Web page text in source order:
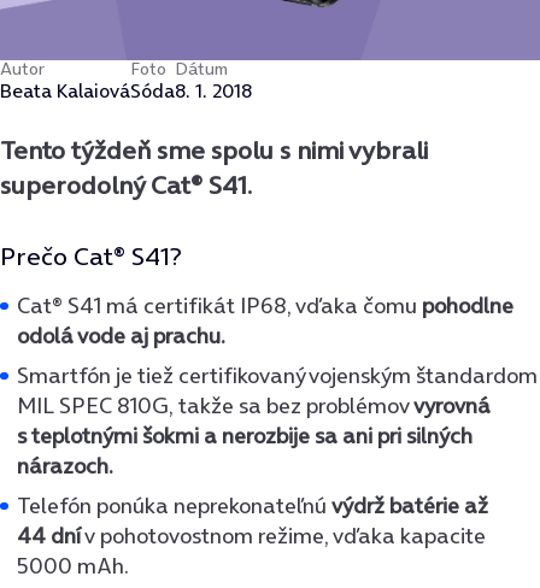
Autor
Beata Kalaiová
Foto
Sóda
Dátum
8. 1. 2018
Tento týždeň sme spolu s nimi vybrali
superodolný Cat® S41.
Prečo Cat® S41?
Cat® S41 má certifikát IP68, vďaka čomu pohodlne
odolá vode aj prachu.
Smartfón je tiež certifikovaný vojenským štandardom
MIL SPEC 810G, takže sa bez problémovvyrovná
s teplotnými šokmi a nerozbije sa ani pri silných
nárazoch.
Telefón ponúka neprekonateľnú výdrž batérie až
44 dnív pohotovostnom režime, vďaka kapacite
5000 mAh.